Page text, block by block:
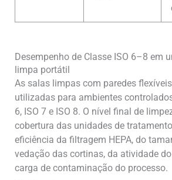
Desempenho de Classe ISO 6–8 em
limpa portátil
As salas limpas com paredes
utilizadas para ambientes
6, ISO 7 e ISO 8. O nível final de
cobertura das unidades de
eficiência da filtragem HEPA, do
vedação das cortinas, da atividade
carga de contaminação do processo.